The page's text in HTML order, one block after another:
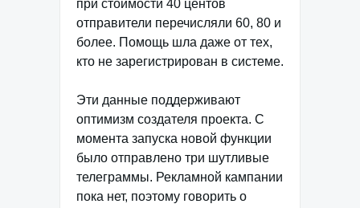
при стоимости 40 центов
отправители перечисляли 60, 80 и
более. Помощь шла даже от тех,
кто не зарегистрирован в системе.
Эти данные поддерживают
оптимизм создателя проекта. С
момента запуска новой функции
было отправлено три шутливые
телеграммы. Рекламной кампании
пока нет, поэтому говорить о